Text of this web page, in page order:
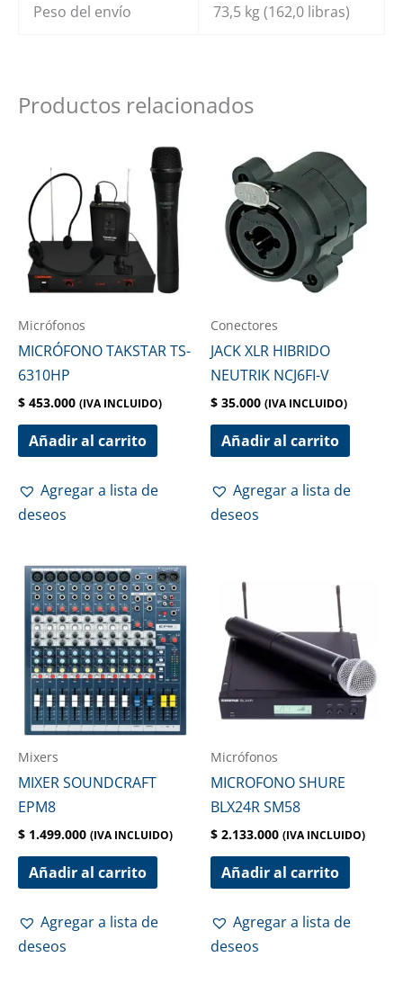
Peso del envío 73,5 kg (162,0 libras)
Productos relacionados
Micrófonos
MICRÓFONO TAKSTAR TS-
6310HP
$ 453.000 (IVA INCLUIDO)
Añadir al carrito
Agregar a lista de
deseos
Conectores
JACK XLR HIBRIDO
NEUTRIK NCJ6FI-V
$ 35.000 (IVA INCLUIDO)
Añadir al carrito
Agregar a lista de
deseos
Mixers
MIXER SOUNDCRAFT
EPM8
$ 1.499.000 (IVA INCLUIDO)
Añadir al carrito
Agregar a lista de
deseos
Micrófonos
MICROFONO SHURE
BLX24R SM58
$ 2.133.000 (IVA INCLUIDO)
Añadir al carrito
Agregar a lista de
deseos